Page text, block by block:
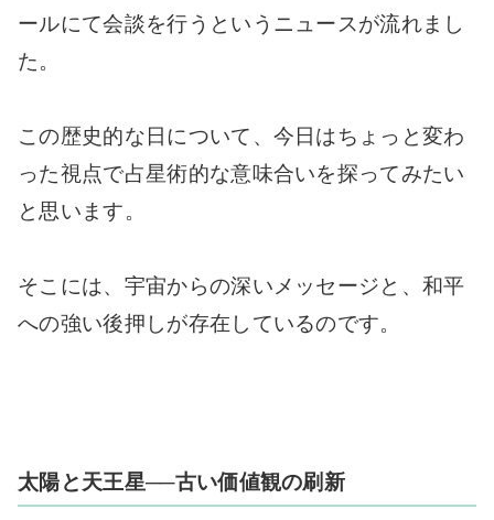
ールにて会談を行うというニュースが流れまし
た。
この歴史的な日について、今日はちょっと変わ
った視点で占星術的な意味合いを探ってみたい
と思います。
そこには、宇宙からの深いメッセージと、和平
への強い後押しが存在しているのです。
太陽と天王星──古い価値観の刷新